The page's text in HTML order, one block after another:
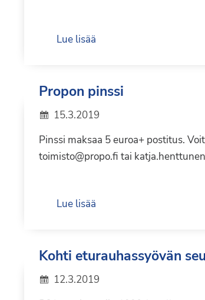
Lue lisää
Propon pinssi
15.3.2019
Pinssi maksaa 5 euroa+ postitus.
toimisto@propo.fi tai
Lue lisää
Kohti eturauhassyövän
12.3.2019